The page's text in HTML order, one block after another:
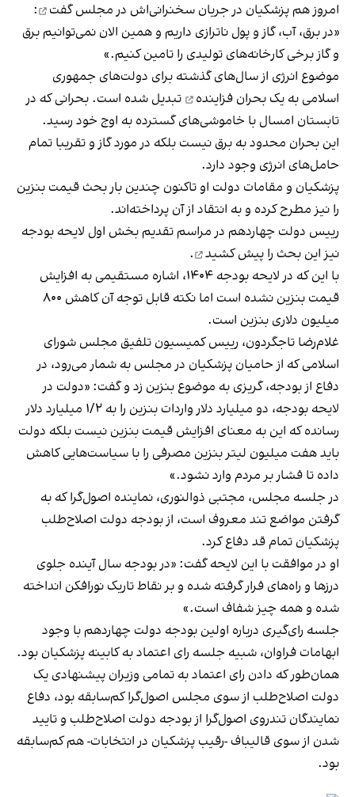
امروز هم پزشکیان در جریان سخنرانی‌اش در مجلسگفت
:
«در برق، آب، گاز و پول ناترازی داریم و همین الان نمی‌توانیم برق
و گاز برخی کارخانه‌های تولیدی را تامین کنیم.»
موضوع انرژی از سال‌های گذشته برای دولت‌های جمهوری
اسلامی به یک بحران فزاینده
تبدیل شده است. بحرانی که در
تابستان امسال با خاموشی‌های گسترده به اوج خود رسید.
این بحران محدود به برق نیست بلکه در مورد گاز و تقریبا تمام
حامل‌های انرژی وجود دارد.
پزشکیان و مقامات دولت او تاکنون چندین بار بحث قیمت بنزین
را نیز مطرح کرده و به انتقاد از آن پرداخته‌اند.
رییس دولت چهاردهم در مراسم تقدیم بخش اول لایحه بودجه
نیز این بحث را پیش کشید
.
با این که در لایحه بودجه ۱۴۰۴، اشاره مستقیمی به افزایش
قیمت بنزین نشده است اما نکته قابل توجه آن کاهش ۸۰۰
میلیون دلاری بنزین است.
غلام‌رضا تاجگردون، رییس کمیسیون تلفیق مجلس شورای
اسلامی که از حامیان پزشکیان در مجلس به شمار می‌رود، در
دفاع از بودجه، گریزی به موضوع بنزین زد و گفت: «دولت در
لایحه بودجه، دو میلیارد دلار واردات بنزین را به ۱/۲ میلیارد دلار
رسانده که این به معنای افزایش قیمت بنزین نیست بلکه دولت
باید هفت میلیون لیتر بنزین مصرفی را با سیاست‌هایی کاهش
داده تا فشار بر مردم وارد نشود.»
در جلسه مجلس، مجتبی ذوالنوری، نماینده اصول‌گرا که به
گرفتن مواضع تند معروف است، از بودجه دولت اصلاح‌طلب
پزشکیان تمام قد دفاع کرد.
او در موافقت با این لایحه گفت: «در بودجه سال آینده جلوی
درزها و راه‌های فرار گرفته شده و بر نقاط تاریک نورافکن انداخته
شده و همه چیز شفاف است.»
جلسه رای‌گیری درباره اولین بودجه دولت چهاردهم با وجود
ابهامات فراوان، شبیه جلسه رای اعتماد به کابینه پزشکیان بود.
همان‌طور که دادن رای اعتماد به تمامی وزیران پیشنهادی یک
دولت اصلاح‌طلب از سوی مجلس اصول‌گرا کم‌سابقه بود، دفاع
نمایندگان تندروی اصول‌گرا از بودجه دولت اصلاح‌طلب و تایید
شدن از سوی قالیباف -رقیب پزشکیان در انتخابات- هم کم‌سابقه
بود.